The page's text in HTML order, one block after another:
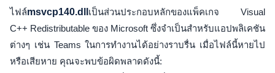
ไฟล์msvcp140.dll เป็นส่วนประกอบหลักของแพ็คเกจ Visual
C++ Redistributable ของ Microsoft ซึ่งจำเป็นสำหรับแอปพลิเคชัน
ต่างๆ เช่น Teams ในการทำงานได้อย่างราบรื่น เมื่อไฟล์นี้หายไป
หรือเสียหาย คุณจะพบข้อผิดพลาดดังนี้: